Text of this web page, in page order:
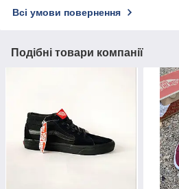
Всі умови повернення
Подібні товари компанії